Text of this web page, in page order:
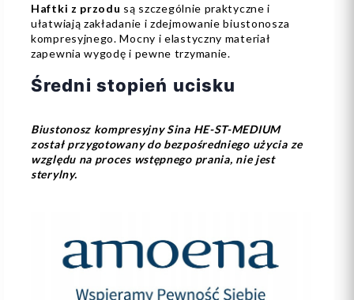
Haftki z przodu są szczególnie praktyczne i
ułatwiają zakładanie i zdejmowanie biustonosza
kompresyjnego. Mocny i elastyczny materiał
zapewnia wygodę i pewne trzymanie.
Średni stopień ucisku
Biustonosz kompresyjny Sina HE-ST-MEDIUM
został przygotowany do bezpośredniego użycia ze
względu na proces wstępnego prania, nie jest
sterylny.